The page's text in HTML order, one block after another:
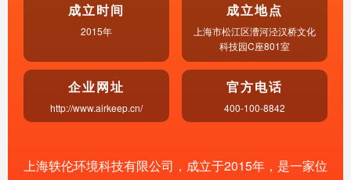
成立时间
2015年
成立地点
上海市松江区漕河泾汉桥文化
科技园C座801室
企业网址
http://www.airkeep.cn/
官方电话
400-100-8842
上海轶伦环境科技有限公司，成立于2015年，是一家位